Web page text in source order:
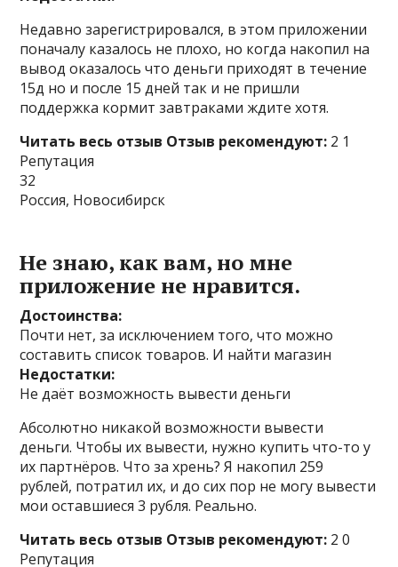
Недавно зарегистрировался, в этом приложении
поначалу казалось не плохо, но когда накопил на
вывод оказалось что деньги приходят в течение
15д но и после 15 дней так и не пришли
поддержка кормит завтраками ждите хотя.
Читать весь отзыв Отзыв рекомендуют: 2 1
Репутация
32
Россия, Новосибирск
Не знаю, как вам, но мне
приложение не нравится.
Достоинства:
Почти нет, за исключением того, что можно
составить список товаров. И найти магазин
Недостатки:
Не даёт возможность вывести деньги
Абсолютно никакой возможности вывести
деньги. Чтобы их вывести, нужно купить что-то у
их партнёров. Что за хрень? Я накопил 259
рублей, потратил их, и до сих пор не могу вывести
мои оставшиеся 3 рубля. Реально.
Читать весь отзыв Отзыв рекомендуют: 2 0
Репутация